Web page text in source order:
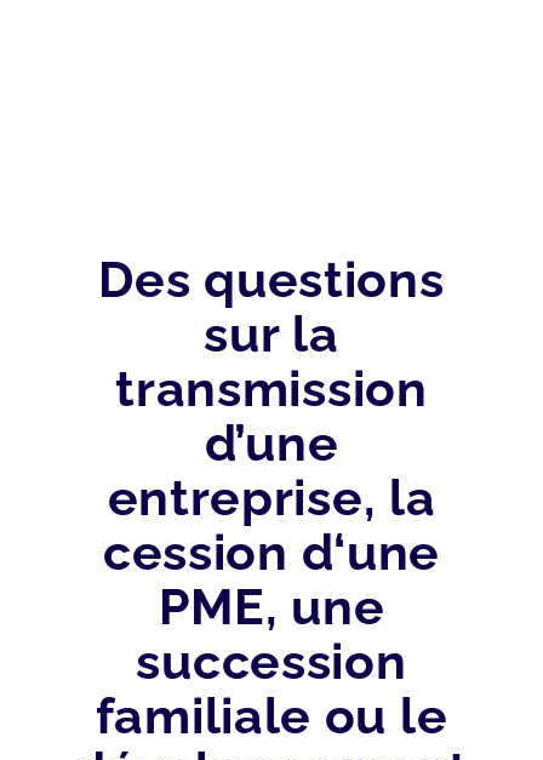
Des questions
sur la
transmission
d’une
entreprise, la
cession d‘une
PME, une
succession
familiale ou le